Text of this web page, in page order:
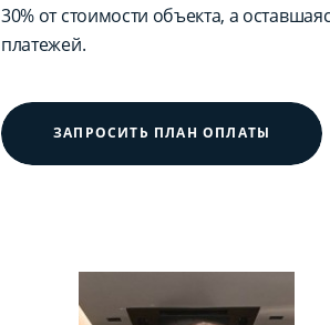
30% от стоимости объекта, а
платежей.
ЗАПРОСИТЬ ПЛАН ОПЛАТЫ